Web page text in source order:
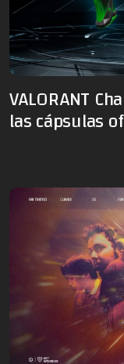
VALORANT
las cápsulas